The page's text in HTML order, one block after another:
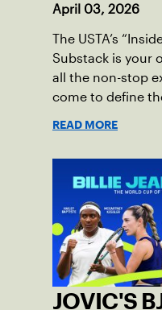
April 03, 2026
The USTA’s
Substack is your
all the non-stop
come to define
READ MORE
JOVIC'S